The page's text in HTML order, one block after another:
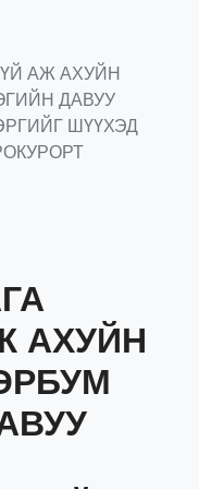
АЖ АХУЙН
ДАВУУ
ШҮҮХЭД
АХУЙН